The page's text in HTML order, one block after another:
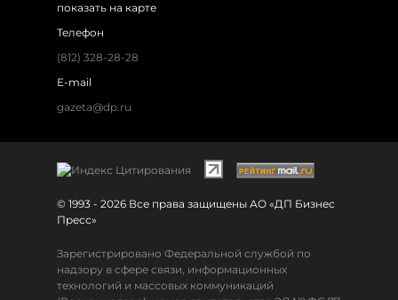
показать на карте
Телефон
(812) 328-28-28
E-mail
gazeta@dp.ru
© 1993 - 2026 Все права защищены АО «ДП Бизнес
Пресс»
Зарегистрировано Федеральной службой по
надзору в сфере связи, информационных
технологий и массовых коммуникаций